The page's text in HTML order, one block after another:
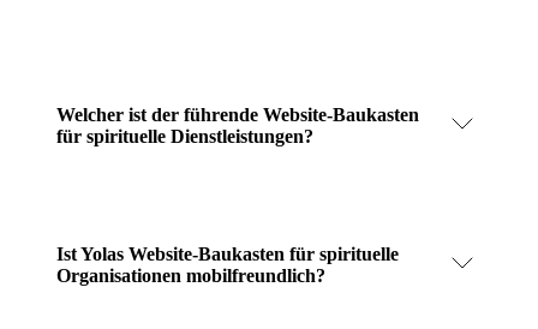
Welcher ist der führende Website-Baukasten
für spirituelle Dienstleistungen?
Ist Yolas Website-Baukasten für spirituelle
Organisationen mobilfreundlich?